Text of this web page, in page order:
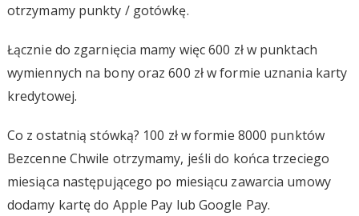
otrzymamy punkty / gotówkę.
Łącznie do zgarnięcia mamy więc 600 zł w punktach
wymiennych na bony oraz 600 zł w formie uznania karty
kredytowej.
Co z ostatnią stówką? 100 zł w formie 8000 punktów
Bezcenne Chwile otrzymamy, jeśli do końca trzeciego
miesiąca następującego po miesiącu zawarcia umowy
dodamy kartę do Apple Pay lub Google Pay.